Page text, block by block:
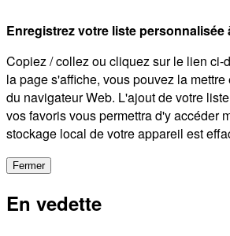
Enregistrez votre liste personnalisée
Copiez / collez ou cliquez sur le lien ci-
la page s'affiche, vous pouvez la
du navigateur Web. L'ajout de votre
vos favoris vous permettra d'y accéder
stockage local de votre appareil est
Fermer
En vedette